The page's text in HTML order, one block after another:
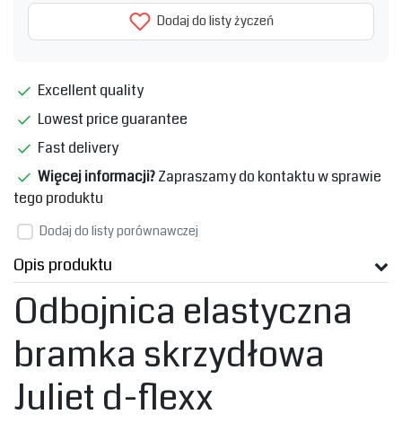
Dodaj do listy życzeń
Excellent quality
Lowest price guarantee
Fast delivery
Więcej informacji?Zapraszamy do kontaktu w sprawie
tego produktu
Dodaj do listy porównawczej
Opis produktu
Odbojnica elastyczna
bramka skrzydłowa
Juliet d-flexx